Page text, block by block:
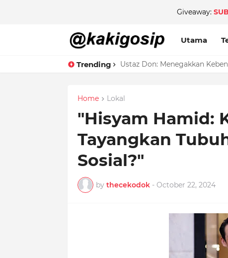
Giveaway:
Utama
Trending Ustaz Don: Menegakkan
Home Lokal
"Hisyam Hamid:
Tayangkan
Sosial?"
by thecekodok - October 22, 2024